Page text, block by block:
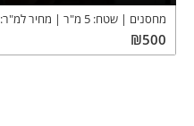
מחסנים שטח: 5 מ"ר מחיר למ"ר:
₪500